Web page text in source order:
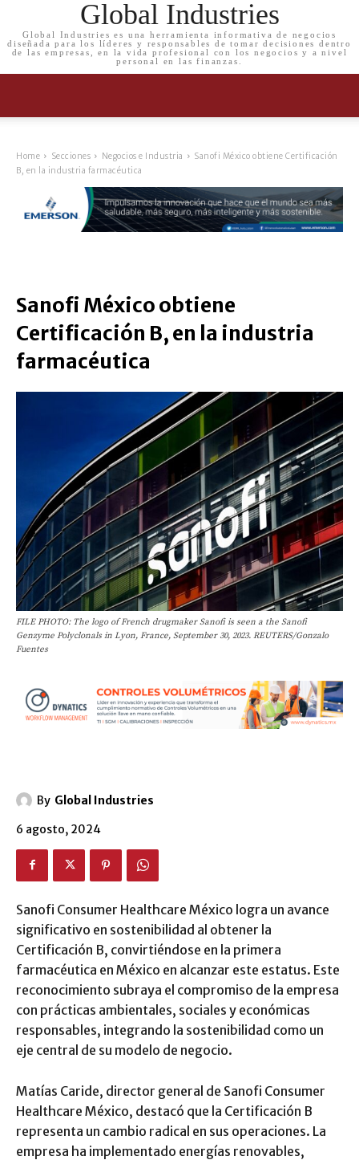
Global Industries
Global Industries es una herramienta informativa de negocios
diseñada para los líderes y responsables de tomar decisiones dentro
de las empresas, en la vida profesional con los negocios y a nivel
personal en las finanzas.
Home Secciones Negocios e Industria
Sanofi México obtiene Certificación
B, en la industria farmacéutica
Sanofi México obtiene
Certificación B, en la industria
farmacéutica
FILE PHOTO: The logo of French drugmaker Sanofi is seen a the Sanofi
Genzyme Polyclonals in Lyon, France, September 30, 2023. REUTERS/Gonzalo
Fuentes
By Global Industries
6 agosto, 2024
Sanofi Consumer Healthcare México logra un avance
significativo en sostenibilidad al obtener la
Certificación B, convirtiéndose en la primera
farmacéutica en México en alcanzar este estatus. Este
reconocimiento subraya el compromiso de la empresa
con prácticas ambientales, sociales y económicas
responsables, integrando la sostenibilidad como un
eje central de su modelo de negocio.
Matías Caride, director general de Sanofi Consumer
Healthcare México, destacó que la Certificación B
representa un cambio radical en sus operaciones. La
empresa ha implementado energías renovables,